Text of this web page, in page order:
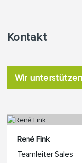
Kontakt
Wir unterstützen
René Fink
Teamleiter Sales